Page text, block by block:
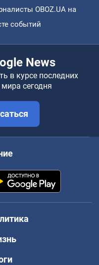
OBOZ.UA на
событий
News
в курсе последних
сегодня